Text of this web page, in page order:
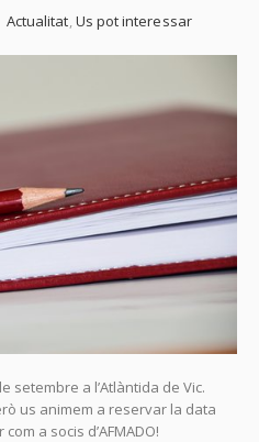
Actualitat,Us pot interessar
setembre a l’Atlàntida de Vic.
us animem a reservar la data
a socis d’AFMADO!